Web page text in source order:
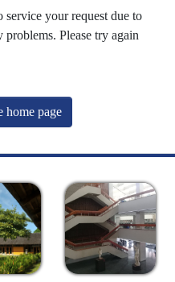
your request due to
Please try again
home page